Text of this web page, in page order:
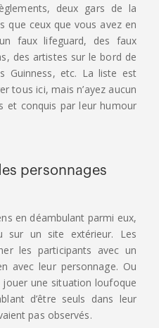
deux gars de la
que ceux que vous avez en
faux lifeguard, des faux
des artistes sur le bord de
Guinness, etc. La liste est
tous ici, mais n’ayez aucun
et conquis par leur humour
personnages
en déambulant parmi eux,
sur un site extérieur. Les
les participants avec un
avec leur personnage. Ou
une situation loufoque
d’être seuls dans leur
pas observés.